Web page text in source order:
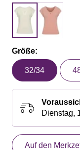
Größe:
32/34
Dienstag,
Auf den